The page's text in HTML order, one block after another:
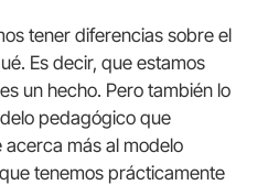
tener diferencias sobre el
Es decir, que estamos
un hecho. Pero también lo
pedagógico que
acerca más al modelo
tenemos prácticamente